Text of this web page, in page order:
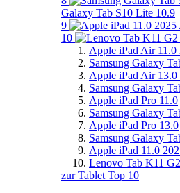
Galaxy Tab S10 Lite 10.9
9
10
Apple iPad Air 11.0
Samsung Galaxy
Apple iPad Air 13.0
Samsung Galaxy
Apple iPad Pro 11.0
Samsung Galaxy
Apple iPad Pro 13.0
Samsung Galaxy
Apple iPad 11.0
Lenovo Tab K11 G2
zur Tablet Top 10